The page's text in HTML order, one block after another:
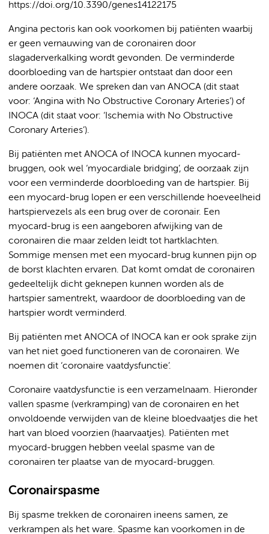
https://doi.org/10.3390/genes14122175
Angina pectoris kan ook voorkomen bij patiënten waarbij
er geen vernauwing van de coronairen door
slagaderverkalking wordt gevonden. De verminderde
doorbloeding van de hartspier ontstaat dan door een
andere oorzaak. We spreken dan van ANOCA (dit staat
voor: ‘Angina with No Obstructive Coronary Arteries’) of
INOCA (dit staat voor: ‘Ischemia with No Obstructive
Coronary Arteries’).
Bij patiënten met ANOCA of INOCA kunnen myocard-
bruggen, ook wel ‘myocardiale bridging’, de oorzaak zijn
voor een verminderde doorbloeding van de hartspier. Bij
een myocard-brug lopen er een verschillende hoeveelheid
hartspiervezels als een brug over de coronair. Een
myocard-brug is een aangeboren afwijking van de
coronairen die maar zelden leidt tot hartklachten.
Sommige mensen met een myocard-brug kunnen pijn op
de borst klachten ervaren. Dat komt omdat de coronairen
gedeeltelijk dicht geknepen kunnen worden als de
hartspier samentrekt, waardoor de doorbloeding van de
hartspier wordt verminderd.
Bij patiënten met ANOCA of INOCA kan er ook sprake zijn
van het niet goed functioneren van de coronairen. We
noemen dit ‘coronaire vaatdysfunctie’.
Coronaire vaatdysfunctie is een verzamelnaam. Hieronder
vallen spasme (verkramping) van de coronairen en het
onvoldoende verwijden van de kleine bloedvaatjes die het
hart van bloed voorzien (haarvaatjes). Patiënten met
myocard-bruggen hebben veelal spasme van de
coronairen ter plaatse van de myocard-bruggen.
Coronairspasme
Bij spasme trekken de coronairen ineens samen, ze
verkrampen als het ware. Spasme kan voorkomen in de